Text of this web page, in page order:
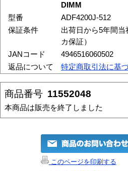
DIMM
型番
ADF4200J-512
保証条件
出荷日から5年間
カ保証）
JANコード
4946516060502
返品について
特定商取引法に基
商品番号 11552048
本商品は販売を終了しました
このページを印刷する